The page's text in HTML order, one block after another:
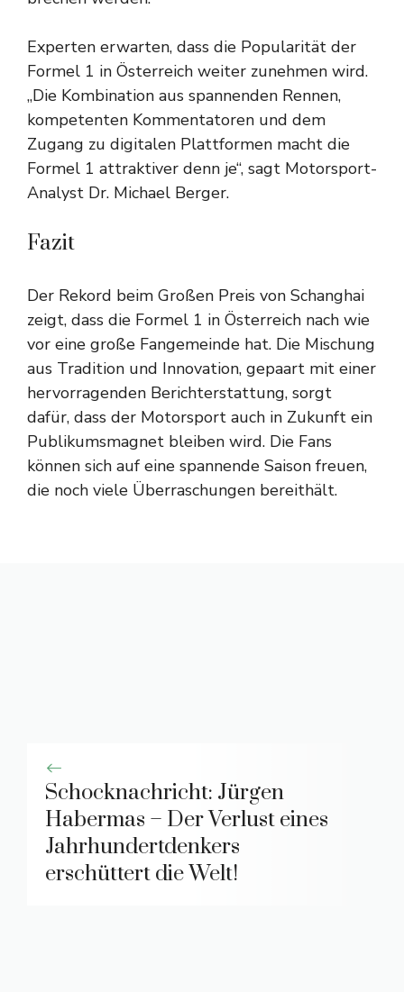
Experten erwarten, dass die Popularität der
Formel 1 in Österreich weiter zunehmen wird.
„Die Kombination aus spannenden Rennen,
kompetenten Kommentatoren und dem
Zugang zu digitalen Plattformen macht die
Formel 1 attraktiver denn je“, sagt Motorsport-
Analyst Dr. Michael Berger.
Fazit
Der Rekord beim Großen Preis von Schanghai
zeigt, dass die Formel 1 in Österreich nach wie
vor eine große Fangemeinde hat. Die Mischung
aus Tradition und Innovation, gepaart mit einer
hervorragenden Berichterstattung, sorgt
dafür, dass der Motorsport auch in Zukunft ein
Publikumsmagnet bleiben wird. Die Fans
können sich auf eine spannende Saison freuen,
die noch viele Überraschungen bereithält.
Schocknachricht: Jürgen
Habermas – Der Verlust eines
Jahrhundertdenkers
erschüttert die Welt!